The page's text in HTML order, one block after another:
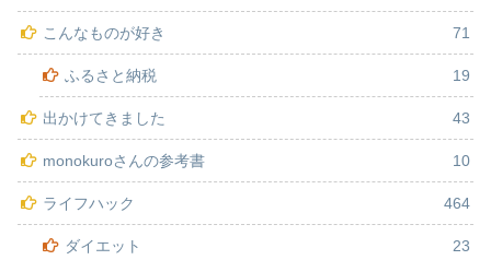
こんなものが好き 71
ふるさと納税 19
出かけてきました 43
monokuroさんの参考書 10
ライフハック 464
ダイエット 23